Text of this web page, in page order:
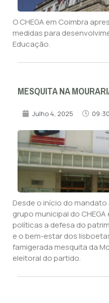
O CHEGA em Coimbra
medidas para
Educação.
MESQUITA NA
Julho 4, 2025 09:30
Desde o início do
grupo municipal do
políticas a defesa do
e o bem-estar dos
famigerada mesquita da
eleitoral do partido.